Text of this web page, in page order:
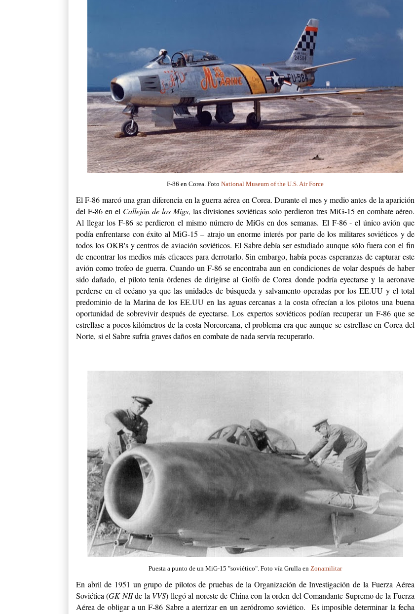
F-86 en Corea. Foto National Museum of the U.S. Air Force
El F-86 marcó una gran diferencia en la guerra aérea en Corea. Durante el mes y medio antes de la aparición
del F-86 en el Callejón de los Migs, las divisiones soviéticas solo perdieron tres MiG-15 en combate aéreo.
Al llegar los F-86 se perdieron el mismo número de MiGs en dos semanas. El F-86 - el único avión que
podía enfrentarse con éxito al MiG-15 – atrajo un enorme interés por parte de los militares soviéticos y de
todos los OKB's y centros de aviación soviéticos. El Sabre debía ser estudiado aunque sólo fuera con el fin
de encontrar los medios más eficaces para derrotarlo. Sin embargo, había pocas esperanzas de capturar este
avión como trofeo de guerra. Cuando un F-86 se encontraba aun en condiciones de volar después de haber
sido dañado, el piloto tenía órdenes de dirigirse al Golfo de Corea donde podría eyectarse y la aeronave
perderse en el océano ya que las unidades de búsqueda y salvamento operadas por los EE.UU y el total
predominio de la Marina de los EE.UU en las aguas cercanas a la costa ofrecían a los pilotos una buena
oportunidad de sobrevivir después de eyectarse. Los expertos soviéticos podían recuperar un F-86 que se
estrellase a pocos kilómetros de la costa Norcoreana, el problema era que aunque se estrellase en Corea del
Norte, si el Sabre sufría graves daños en combate de nada servía recuperarlo.
Puesta a punto de un MiG-15 "soviético". Foto vía Grulla en Zonamilitar
En abril de 1951 un grupo de pilotos de pruebas de la Organización de Investigación de la Fuerza Aérea
Soviética (GK NIIde la VVS) llegó al noreste de China con la orden del Comandante Supremo de la Fuerza
Aérea de obligar a un F-86 Sabre a aterrizar en un aeródromo soviético. Es imposible determinar la fecha